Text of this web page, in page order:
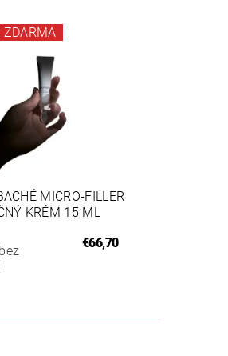
ZDARMA
MICRO-FILLER
KRÉM 15 ML
€66,70